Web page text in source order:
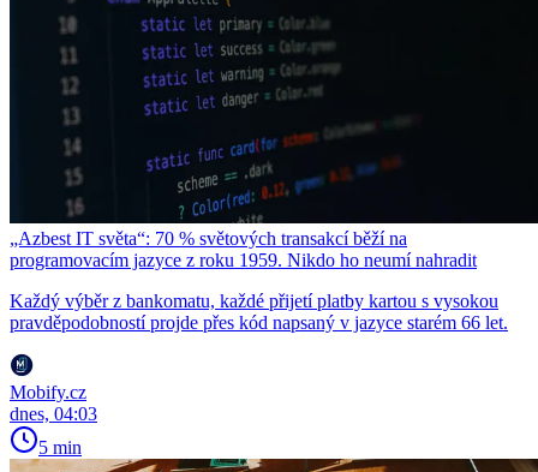
„Azbest IT světa“: 70 % světových transakcí běží na
programovacím jazyce z roku 1959. Nikdo ho neumí nahradit
Každý výběr z bankomatu, každé přijetí platby kartou s vysokou
pravděpodobností projde přes kód napsaný v jazyce starém 66 let.
Mobify.cz
dnes, 04:03
5 min